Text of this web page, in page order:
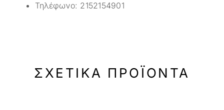
Τηλέφωνο: 2152154901
ΣΧΕΤΙΚΆ ΠΡΟΪΌΝΤΑ